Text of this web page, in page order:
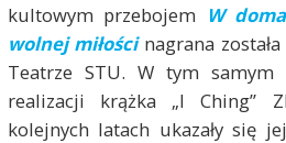
kultowym przebojem
W
wolnej miłościnagrana
Teatrze STU. W tym samym
realizacji krążka „I Ching”
kolejnych latach ukazały się